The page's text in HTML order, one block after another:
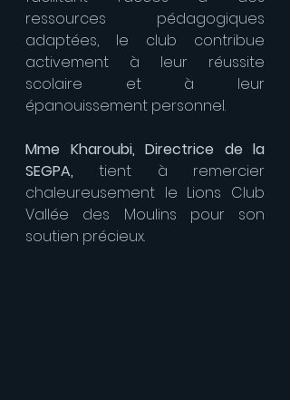
ressources pédagogiques
adaptées, le club contribue
activement à leur réussite
scolaire et à leur
épanouissement personnel.
Mme Kharoubi, Directrice de la
SEGPA, tient à remercier
chaleureusement le Lions Club
Vallée des Moulins pour son
soutien précieux.